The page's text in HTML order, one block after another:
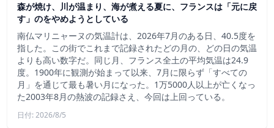
森が焼け、川が温まり、海が煮える夏に、フランスは「元に戻
す」のをやめようとしている
南仏マリニャーヌの気温計は、2026年7月のある日、40.5度を
指した。この街でこれまで記録されたどの月の、どの日の気温
よりも高い数字だ。同じ月、フランス全土の平均気温は24.9
度。1900年に観測が始まって以来、7月に限らず「すべての
月」を通じて最も暑い月になった。1万5000人以上が亡くなっ
た2003年8月の熱波の記録さえ、今回は上回っている。
日付: 2026/8/5